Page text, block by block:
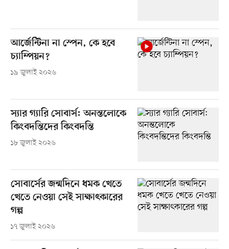
আর্জেন্টিনা না স্পেন, কে হবে
চ্যাম্পিয়ন?
১৯ জুলাই ২০২৬
স্যার গ্যারি সোবার্স: অনন্তলোকে
কিংবদন্তিদের কিংবদন্তি
১৮ জুলাই ২০২৬
সোবার্সের জন্মদিনে ধমক খেতে
খেতে নেওয়া সেই সাক্ষাৎকারের
গল্প
১৭ জুলাই ২০২৬